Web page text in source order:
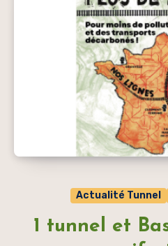
Actualité Tunnel
1 tunnel et